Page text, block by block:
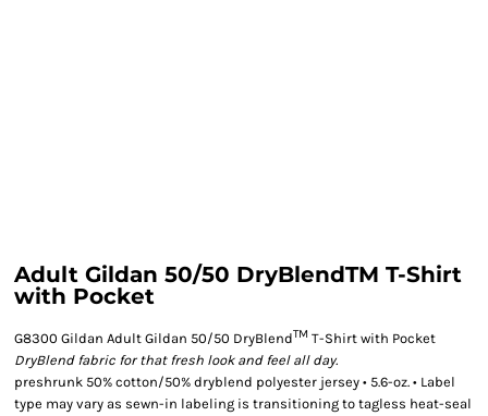
Adult Gildan 50/50 DryBlendTM T-Shirt
with Pocket
G8300 Gildan Adult Gildan 50/50 DryBlendTM T-Shirt with Pocket
DryBlend fabric for that fresh look and feel all day.
preshrunk 50% cotton/50% dryblend polyester jersey • 5.6-oz. • Label
type may vary as sewn-in labeling is transitioning to tagless heat-seal